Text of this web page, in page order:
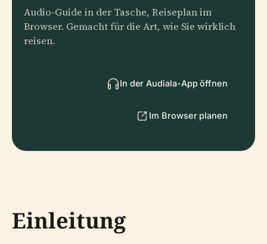
Audio-Guide in der Tasche, Reiseplan im
Browser. Gemacht für die Art, wie Sie wirklich
reisen.
In der Audiala-App öffnen
Im Browser planen
Einleitung